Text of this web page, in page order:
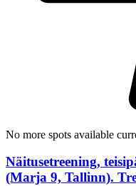
No more spots available
Näitusetreening,
(Marja 9, Tallinn).